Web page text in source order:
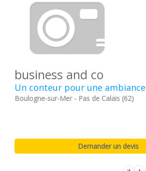
business and co
Un conteur pour une
Boulogne-sur-Mer - Pas de Calais (62)